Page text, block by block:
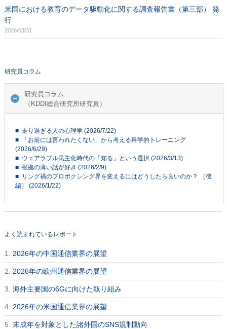
米国における教育のデータ駆動化に関する調査報告書（第三部） 発
行
2026/03/31
研究員コラム
研究員コラム
（KDDI総合研究所研究員）
■ 走り過ぎる人の心理学 (2026/7/22)
■ 「お前には言われたくない」から考える科学的トレーニング
(2026/6/29)
■ ウェアラブル民主化時代の「知る」という選択 (2026/3/13)
■ 根拠の薄い話が好き (2026/2/9)
■ リング禍のプロボクシング界を変えるにはどうしたら良いのか？ （後
編） (2026/1/22)
よく読まれているレポート
1. 2026年の中国通信業界の展望
2. 2026年の欧州通信業界の展望
3. 海外主要国の6Gに向けた取り組み
4. 2026年の米国通信業界の展望
5. 未成年を対象とした諸外国のSNS規制動向